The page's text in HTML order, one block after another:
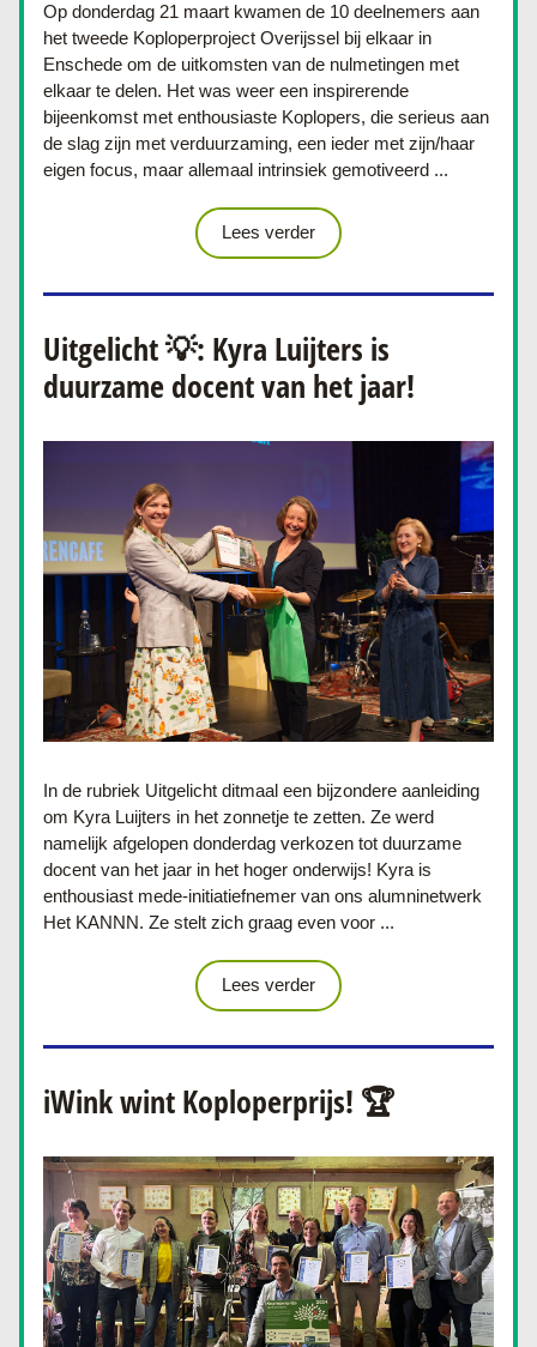
Op donderdag 21 maart kwamen de 10 deelnemers aan
het tweede Koploperproject Overijssel bij elkaar in
Enschede om de uitkomsten van de nulmetingen met
elkaar te delen. Het was weer een inspirerende
bijeenkomst met enthousiaste Koplopers, die serieus aan
de slag zijn met verduurzaming, een ieder met zijn/haar
eigen focus, maar allemaal intrinsiek gemotiveerd ...
Lees verder
Uitgelicht 💡: Kyra Luijters is
duurzame docent van het jaar!
In de rubriek Uitgelicht ditmaal een bijzondere aanleiding
om Kyra Luijters in het zonnetje te zetten. Ze werd
namelijk afgelopen donderdag verkozen tot duurzame
docent van het jaar in het hoger onderwijs! Kyra is
enthousiast mede-initiatiefnemer van ons alumninetwerk
Het KANNN. Ze stelt zich graag even voor ...
Lees verder
iWink wint Koploperprijs! 🏆